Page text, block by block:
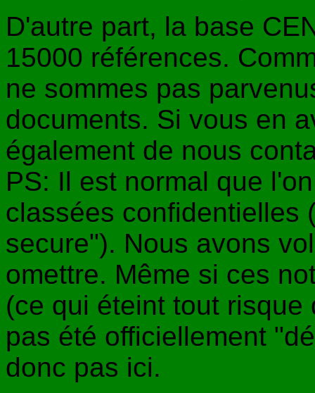
D'autre part, la base
15000 références.
ne sommes pas
documents. Si vous en
également de nous
PS: Il est normal que
classées confidentielles
secure"). Nous avons
omettre. Même si ces
(ce qui éteint tout
pas été officiellement
donc pas ici.